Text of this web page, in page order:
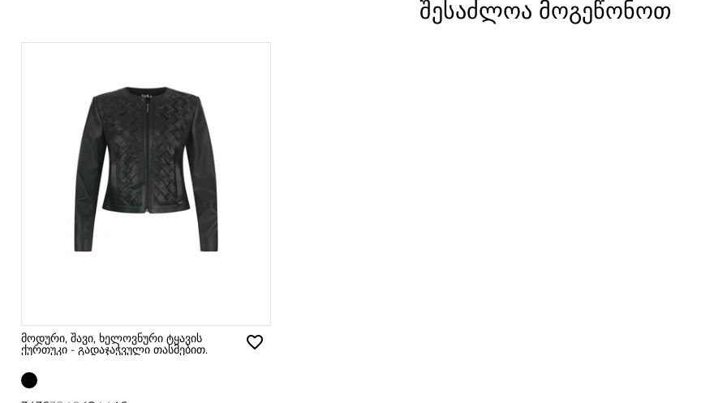
შესაძლოა მოგეწონოთ
მოდური, შავი, ხელოვნური ტყავის
ქურთუკი - გადაჯაჭვული თასმებით.